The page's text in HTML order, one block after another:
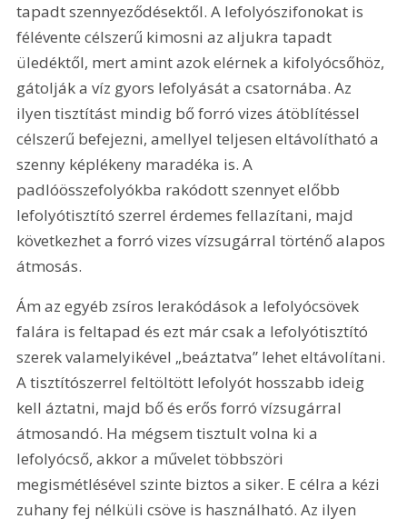
tapadt szennyeződésektől. A lefolyószifonokat is
félévente célszerű kimosni az aljukra tapadt
üledéktől, mert amint azok elérnek a kifolyócsőhöz,
gátolják a víz gyors lefolyását a csatornába. Az
ilyen tisztítást mindig bő forró vizes átöblítéssel
célszerű befejezni, amellyel teljesen eltávolítható a
szenny képlékeny maradéka is. A
padlóösszefolyókba rakódott szennyet előbb
lefolyótisztító szerrel érdemes fellazítani, majd
következhet a forró vizes vízsugárral történő alapos
átmosás.
Ám az egyéb zsíros lerakódások a lefolyócsövek
falára is feltapad és ezt már csak a lefolyótisztító
szerek valamelyikével „beáztatva” lehet eltávolítani.
A tisztítószerrel feltöltött lefolyót hosszabb ideig
kell áztatni, majd bő és erős forró vízsugárral
átmosandó. Ha mégsem tisztult volna ki a
lefolyócső, akkor a művelet többszöri
megismétlésével szinte biztos a siker. E célra a kézi
zuhany fej nélküli csöve is használható. Az ilyen